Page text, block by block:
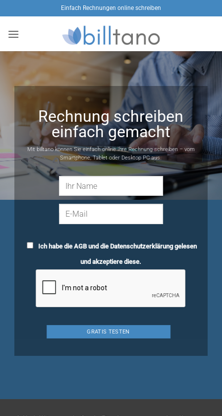
Inhalt
springen
Einfach Rechnungen online schreiben
Rechnung schreiben
einfach gemacht
Mit billtano können Sie einfach online Ihre Rechnung schreiben – vom
Smartphone, Tablet oder Desktop PC aus.
Ich habe dieAGBund die Datenschutzerklärunggelesen
und akzeptiere diese.